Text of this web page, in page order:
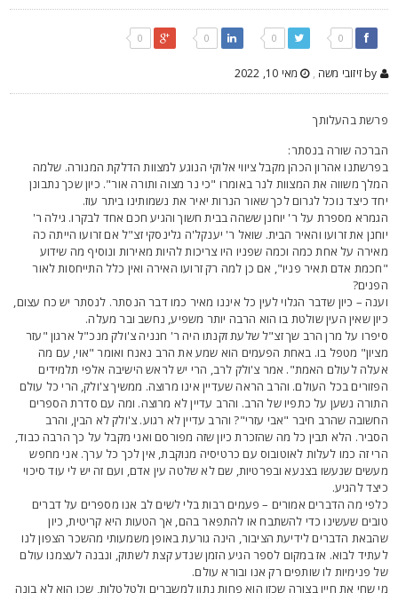
, מאי 10, 2022
בהעלותך
שורה בנסתר:
אהרון הכהן מקבל ציווי אלוקי הנוגע למצוות הדלקת המנורה. שלמה
משווה את המצוות לנר באומרו "כי נר מצוה ותורה אור". כיון שכך נתבונן
כיצד נוכל לגרום לכך שאור הנרות יאיר את נשמותינו ביתר עוז.
מספרת על ר' יוחנן ששהה בבית חשוך והגיע חכם אחד לבקרו. גילה ר'
את זרועו והאיר הבית. שואל ר' יענקל'ה גלינסקי זצ"ל אם זרועו הייתה כה
על אחת כמה וכמה שפניו היו צריכות להיות מאירות ונוסיף מה שידוע
אדם תאיר פניו", אם כן למה רק זרועו האירה ואין כלל התייחסות לאור
– כיון שדבר הגלוי לעין כל איננו מאיר כמו דבר הנסתר. לנסתר יש כח עצום,
שאין העין שולטת בו הוא הרבה יותר משפיע, נחשב ובר מעלה.
על מרן הרב שך זצ"ל שלעת זקנתו היה ר' חנניה צ'ולק מנכ"ל ארגון "עזר
מטפל בו. באחת הפעמים הוא שמע את הרב נאנח ואומר "אוי, עם מה
לעולם האמת". אמר צ'ולק לרב, הרי יש לראש הישיבה אלפי תלמידים
בכל העולם. והרב הראה שעדיין אינו מרוצה. ממשיך צ'ולק, הרי כל עולם
נשען על כתפיו של הרב. והרב עדיין לא מרוצה. ומה עם סדרת הספרים
שהרב חיבר "אבי עזרי"? והרב עדיין לא רגוע. צ'ולק לא הבין, והרב
הלא תבין כל מה שהזכרת כיון שזה מפורסם ואני מקבל על כך הרבה כבוד,
זה כמו לעלות לאוטובוס עם כרטיסיה מנוקבת, אין לכך כל ערך. אני מחפש
שנעשו בצנעא ובפרטיות, שם לא שלטה עין אדם, ועם זה יש לי עוד סיכוי
להגיע.
מה הדברים אמורים – פעמים רבות בלי לשים לב אנו מספרים על דברים
שעשינו כדי להשתבח או להתפאר בהם, אך הטעות היא קריטית, כיון
הדברים לידיעת הציבור, הינה גורעת באופן משמעותי מהשכר הצפון לנו
לבוא. אז במקום לספר הגיע הזמן שנדע קצת לשתוק, ונבנה לעצמנו עולם
פנימיות לו שותפים רק אנו ובורא עולם.
שחי את חייו בצורה שכזו הוא פחות נתון למשברים ולטלטלות, שכן הוא לא בונה